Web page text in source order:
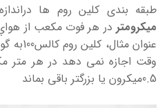
طبقه بندی کلين روم ها
ميکرومتر در هر فوت مکعب از
عنوان
0.5ميکرون يا بزرگتر باقی بماند